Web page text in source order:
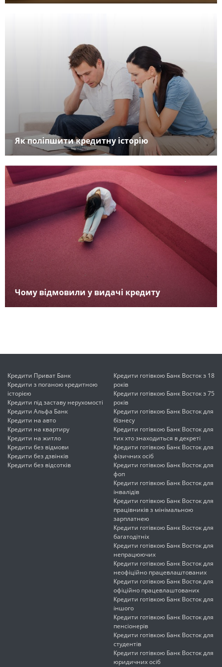
Як поліпшити кредитну історію
Чому відмовили у видачі кредиту
Кредити Приват Банк
Кредити з поганою кредитною
історією
Кредити під заставу нерухомості
Кредити Альфа Банк
Кредити на авто
Кредити на квартиру
Кредити на житло
Кредити без відмови
Кредити без дзвінків
Кредити без відсотків
Кредити готівкою Банк Восток з 18
років
Кредити готівкою Банк Восток з 75
років
Кредити готівкою Банк Восток для
бізнесу
Кредити готівкою Банк Восток для
тих хто знаходиться в декреті
Кредити готівкою Банк Восток для
фізичних осіб
Кредити готівкою Банк Восток для
фоп
Кредити готівкою Банк Восток для
інвалідів
Кредити готівкою Банк Восток для
працівників з мінімальною
зарплатнею
Кредити готівкою Банк Восток для
багатодітніх
Кредити готівкою Банк Восток для
непрацюючих
Кредити готівкою Банк Восток для
неофіційно працевлаштованих
Кредити готівкою Банк Восток для
офіційно працевлаштованих
Кредити готівкою Банк Восток для
іншого
Кредити готівкою Банк Восток для
пенсіонерів
Кредити готівкою Банк Восток для
студентів
Кредити готівкою Банк Восток для
юридичних осіб